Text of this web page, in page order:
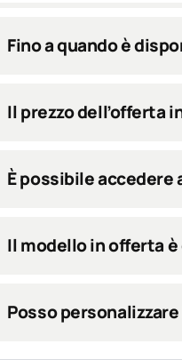
Fino a quando è
Il prezzo dell’offerta
È possibile accedere
Il modello in offerta
Posso